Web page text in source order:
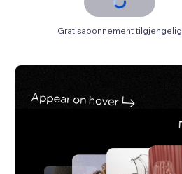
Gratisabonnement tilgjengelig